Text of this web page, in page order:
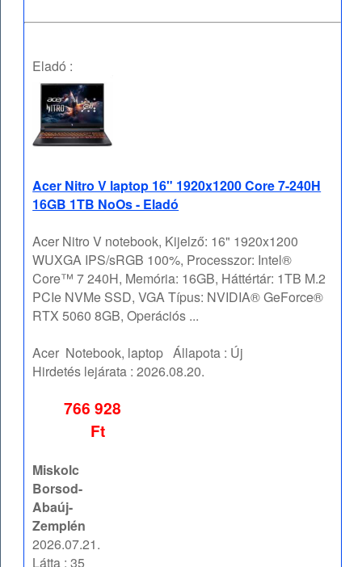
Eladó :
Acer Nitro V laptop 16" 1920x1200 Core 7-240H
16GB 1TB NoOs - Eladó
Acer Nitro V notebook, Kijelző: 16" 1920x1200
WUXGA IPS/sRGB 100%, Processzor: Intel®
Core™ 7 240H, Memória: 16GB, Háttértár: 1TB M.2
PCIe NVMe SSD, VGA Típus: NVIDIA® GeForce®
RTX 5060 8GB, Operációs ...
Acer Notebook, laptop Állapota : Új
Hirdetés lejárata :2026.08.20.
766 928
Ft
Miskolc
Borsod-
Abaúj-
Zemplén
2026.07.21.
Látta : 35